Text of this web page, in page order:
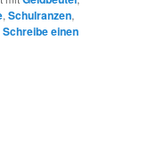
,Schulranzen,
Schreibe einen